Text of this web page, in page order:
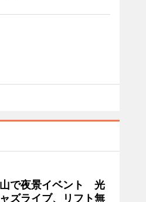
で夜景イベント 光
ズライブ、リフト無